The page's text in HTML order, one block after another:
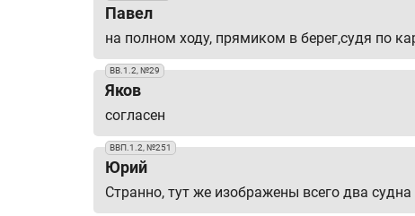
Павел
на полном ходу, прямиком в берег,судя по
ВВ.1.2, №29
Яков
согласен
ВВП.1.2, №251
Юрий
Странно, тут же изображены всего два судна